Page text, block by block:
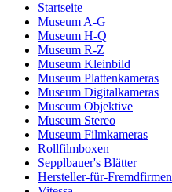
Startseite
Museum A-G
Museum H-Q
Museum R-Z
Museum Kleinbild
Museum Plattenkameras
Museum Digitalkameras
Museum Objektive
Museum Stereo
Museum Filmkameras
Rollfilmboxen
Sepplbauer's Blätter
Hersteller-für-Fremdfirmen